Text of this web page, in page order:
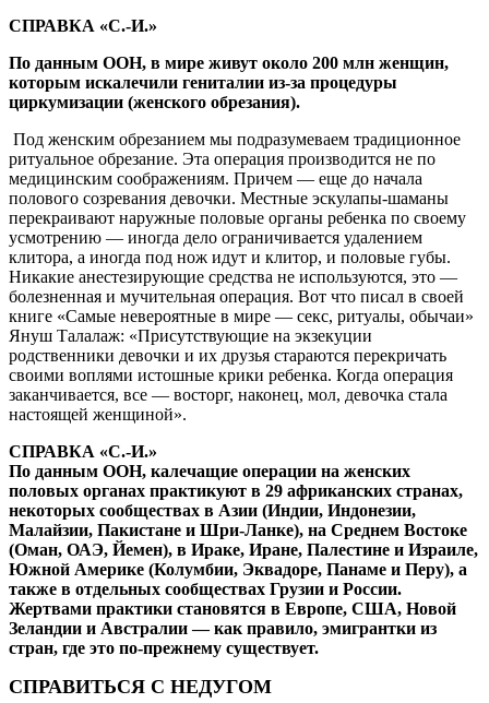
СПРАВКА «C.-И.»
По данным ООН, в мире живут около 200 млн женщин,
которым искалечили гениталии из-за процедуры
циркумизации (женского обрезания).
Под женским обрезанием мы подразумеваем традиционное
ритуальное обрезание. Эта операция производится не по
медицинским соображениям. Причем — еще до начала
полового созревания девочки. Местные эскулапы-шаманы
перекраивают наружные половые органы ребенка по своему
усмотрению — иногда дело ограничивается удалением
клитора, а иногда под нож идут и клитор, и половые губы.
Никакие анестезирующие средства не используются, это —
болезненная и мучительная операция. Вот что писал в своей
книге «Самые невероятные в мире — секс, ритуалы, обычаи»
Януш Талалаж: «Присутствующие на экзекуции
родственники девочки и их друзья стараются перекричать
своими воплями истошные крики ребенка. Когда операция
заканчивается, все — восторг, наконец, мол, девочка стала
настоящей женщиной».
СПРАВКА «C.-И.»
По данным ООН, калечащие операции на женских
половых органах практикуют в 29 африканских странах,
некоторых сообществах в Азии (Индии, Индонезии,
Малайзии, Пакистане и Шри-Ланке), на Среднем Востоке
(Оман, ОАЭ, Йемен), в Ираке, Иране, Палестине и Израиле,
Южной Америке (Колумбии, Эквадоре, Панаме и Перу), а
также в отдельных сообществах Грузии и России.
Жертвами практики становятся в Европе, США, Новой
Зеландии и Австралии — как правило, эмигрантки из
стран, где это по-прежнему существует.
СПРАВИТЬСЯ С НЕДУГОМ